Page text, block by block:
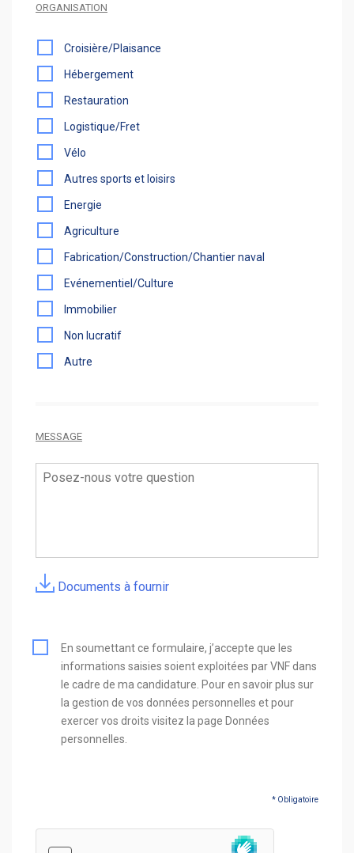
ORGANISATION
Croisière/Plaisance
Hébergement
Restauration
Logistique/Fret
Vélo
Autres sports et loisirs
Energie
Agriculture
Fabrication/Construction/Chantier naval
Evénementiel/Culture
Immobilier
Non lucratif
Autre
MESSAGE
Documents à fournir
En soumettant ce formulaire, j’accepte que les
informations saisies soient exploitées par VNF dans
le cadre de ma candidature. Pour en savoir plus sur
la gestion de vos données personnelles et pour
exercer vos droits visitez la page Données
personnelles.
* Obligatoire